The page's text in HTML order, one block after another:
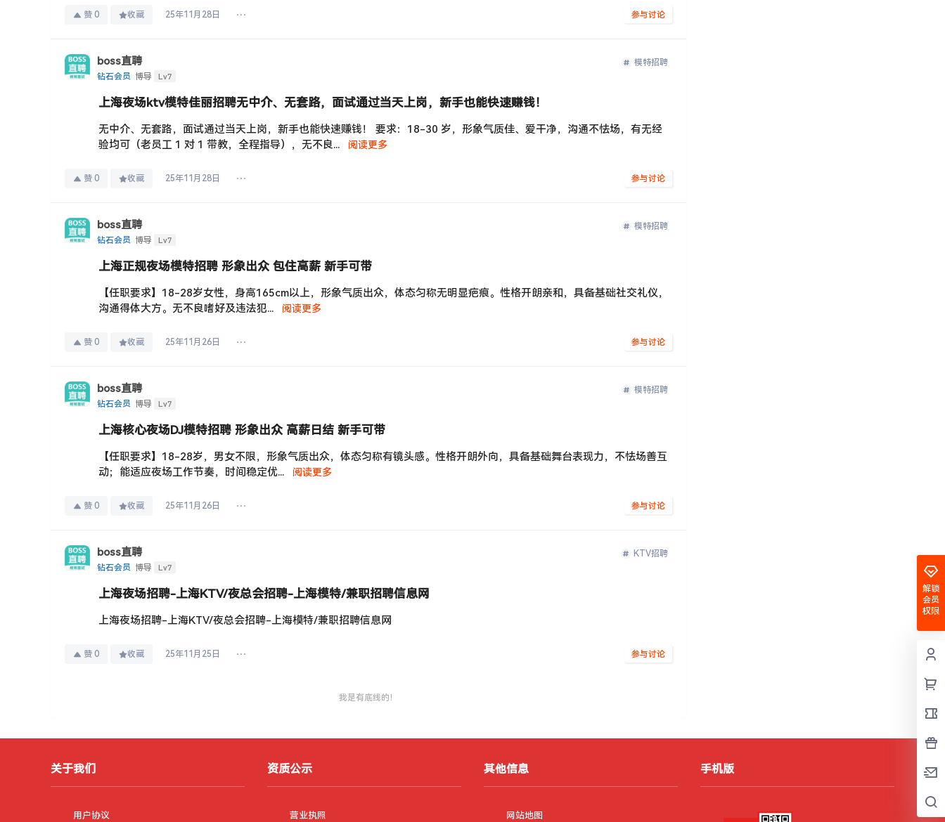
赞 0 收藏 25年11月28日 参与讨论
boss直聘
钻石会员 博导 Lv7
模特招聘
上海夜场ktv模特佳丽招聘无中介、无套路，面试通过当天上岗，新手也能快速赚钱！
无中介、无套路，面试通过当天上岗，新手也能快速赚钱！ 要求：18-30 岁，形象气质佳、爱干净，沟通不怯场，有无经
验均可（老员工 1 对 1 带教，全程指导），无不良...
阅读更多
赞 0 收藏 25年11月28日 参与讨论
boss直聘
钻石会员 博导 Lv7
模特招聘
上海正规夜场模特招聘 形象出众 包住高薪 新手可带
【任职要求】18-28岁女性，身高165cm以上，形象气质出众，体态匀称无明显疤痕。性格开朗亲和，具备基础社交礼仪，
沟通得体大方。无不良嗜好及违法犯...
阅读更多
赞 0 收藏 25年11月26日 参与讨论
boss直聘
钻石会员 博导 Lv7
模特招聘
上海核心夜场DJ模特招聘 形象出众 高薪日结 新手可带
【任职要求】18-28岁，男女不限，形象气质出众，体态匀称有镜头感。性格开朗外向，具备基础舞台表现力，不怯场善互
动；能适应夜场工作节奏，时间稳定优...
阅读更多
赞 0 收藏 25年11月26日 参与讨论
boss直聘
钻石会员 博导 Lv7
KTV招聘
上海夜场招聘-上海KTV/夜总会招聘-上海模特/兼职招聘信息网
上海夜场招聘-上海KTV/夜总会招聘-上海模特/兼职招聘信息网
赞 0 收藏 25年11月25日 参与讨论
我是有底线的！
保安招聘
上海ktv招聘包吃包住保安招聘(上海奉杰现代中心园区)负责园区外围、楼层日常巡逻、检查、站岗
解锁
会员
权限
关于我们
用户协议
资质公示
营业执照
其他信息
网站地图
手机版